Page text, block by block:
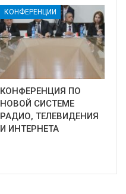
КОНФЕРЕНЦИИ
КОНФЕРЕНЦИЯ ПО
НОВОЙ СИСТЕМЕ
РАДИО, ТЕЛЕВИДЕНИЯ
И ИНТЕРНЕТА